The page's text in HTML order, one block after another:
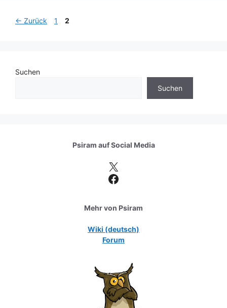
← Zurück Seite
1 Seite
2
Suchen
Suchen
Psiram aufSocial Media
X
Facebook
Mehr von Psiram
Wiki (deutsch)
Forum